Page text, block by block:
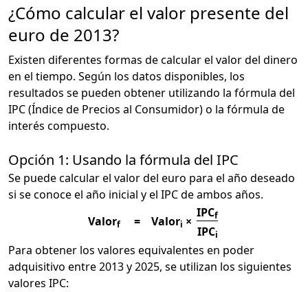
¿Cómo calcular el valor presente del
euro de 2013?
Existen diferentes formas de calcular el valor del dinero
en el tiempo. Según los datos disponibles, los
resultados se pueden obtener utilizando la fórmula del
IPC (Índice de Precios al Consumidor) o la fórmula de
interés compuesto.
Opción 1: Usando la fórmula del IPC
Se puede calcular el valor del euro para el año deseado
si se conoce el año inicial y el IPC de ambos años.
Valorf = Valori ×
IPCf
IPCi
Para obtener los valores equivalentes en poder
adquisitivo entre 2013 y 2025, se utilizan los siguientes
valores IPC: